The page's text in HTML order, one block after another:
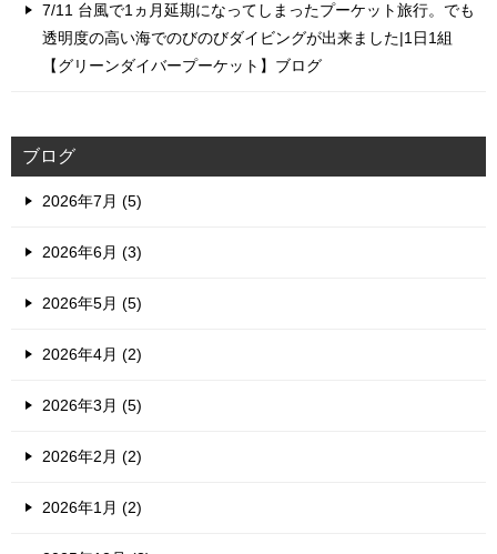
7/11 台風で1ヵ月延期になってしまったプーケット旅行。でも
透明度の高い海でのびのびダイビングが出来ました|1日1組
【グリーンダイバープーケット】ブログ
ブログ
2026年7月 (5)
2026年6月 (3)
2026年5月 (5)
2026年4月 (2)
2026年3月 (5)
2026年2月 (2)
2026年1月 (2)